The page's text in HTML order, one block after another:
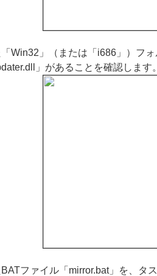
Win32」（または「i686」）フ
」があることを確認します
ファイル「mirror.bat」を、タ